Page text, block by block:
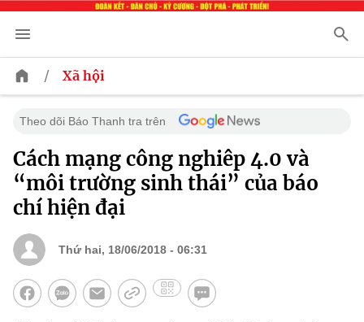
/ Xã hội
Theo dõi Báo Thanh tra trên
Cách mạng công nghiêp 4.0 và
“môi trường sinh thái” của báo
chí hiện đại
Thứ hai, 18/06/2018 - 06:31